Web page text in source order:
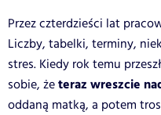
Przez czterdzieści lat
Liczby, tabelki, terminy,
stres. Kiedy rok temu
sobie, żeteraz wreszcie
oddaną matką, a potem